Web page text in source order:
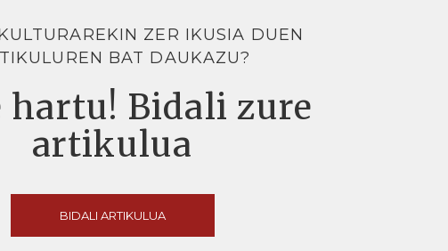
ZER IKUSIA DUEN
BAT DAUKAZU?
hartu! Bidali zure
artikulua
BIDALI ARTIKULUA